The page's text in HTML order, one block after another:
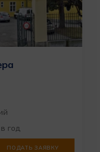
год
ПОДАТЬ ЗАЯВКУ